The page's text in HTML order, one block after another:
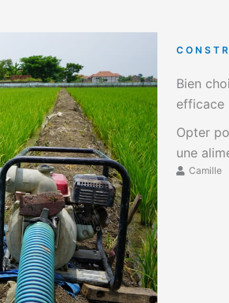
Bien
efficace
Opter
une
Camille